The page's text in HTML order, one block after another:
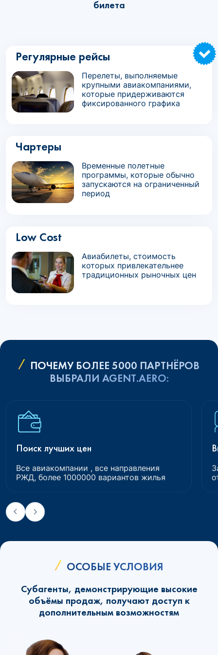
билета
Регулярные рейсы
Перелеты, выполняемые
крупными авиакомпаниями,
которые придерживаются
фиксированного графика
Чартеры
Временные полетные
программы, которые обычно
запускаются на ограниченный
период
Low Cost
Авиабилеты, стоимость
которых привлекательнее
традиционных рыночных цен
ПОЧЕМУ БОЛЕЕ 5000 ПАРТНЁРОВ
ВЫБРАЛИ AGENT.AERO:
Поиск лучших цен
Все авиакомпании , все направления
РЖД, более 1000000 вариантов жилья
ОСОБЫЕ УСЛОВИЯ
Субагенты, демонстрирующие высокие
объёмы продаж, получают доступ к
дополнительным возможностям